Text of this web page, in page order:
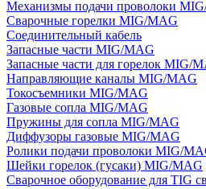
Механизмы подачи проволоки
Сварочные горелки MIG/MAG
Соединительный кабель
Запасные части MIG/MAG
Запасные части для горелок MIG/
Направляющие каналы MIG/MAG
Токосъемники MIG/MAG
Газовые сопла MIG/MAG
Пружины для сопла MIG/MAG
Диффузоры газовые MIG/MAG
Ролики подачи проволоки MIG/
Шейки горелок (гусаки) MIG/MAG
Сварочное оборудование для TIG